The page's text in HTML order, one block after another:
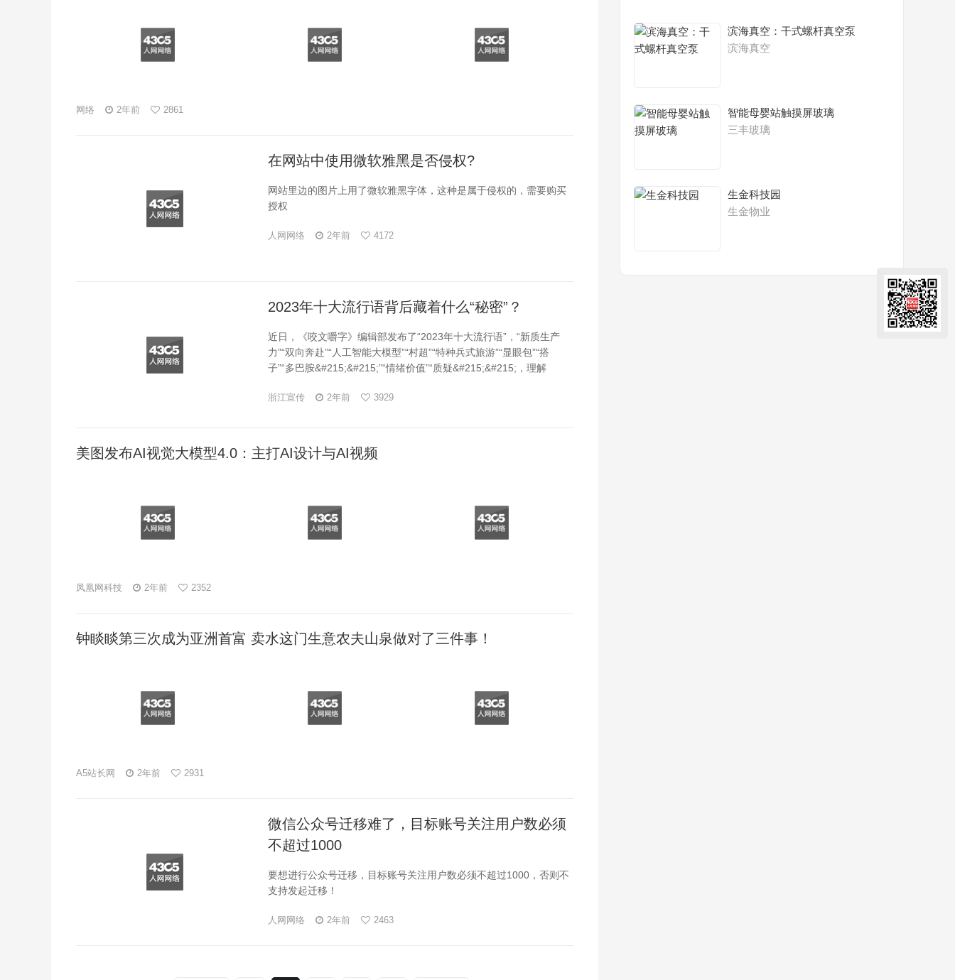
网络 2年前 2861
在网站中使用微软雅黑是否侵权?
网站里边的图片上用了微软雅黑字体，这种是属于侵权的，需要购买
授权
人网网络 2年前 4172
2023年十大流行语背后藏着什么“秘密”？
近日，《咬文嚼字》编辑部发布了“2023年十大流行语”，“新质生产
力”“双向奔赴”“人工智能大模型”“村超”“特种兵式旅游”“显眼包”“搭
子”“多巴胺&#215;&#215;”“情绪价值”“质疑&#215;&#215;，理解
浙江宣传 2年前 3929
美图发布AI视觉大模型4.0：主打AI设计与AI视频
凤凰网科技 2年前 2352
钟睒睒第三次成为亚洲首富 卖水这门生意农夫山泉做对了三件事！
A5站长网 2年前 2931
微信公众号迁移难了，目标账号关注用户数必须
不超过1000
要想进行公众号迁移，目标账号关注用户数必须不超过1000，否则不
支持发起迁移！
人网网络 2年前 2463
滨海真空：干式螺杆真空泵
滨海真空
智能母婴站触摸屏玻璃
三丰玻璃
生金科技园
生金物业